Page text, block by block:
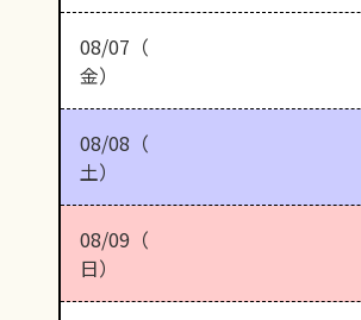
08/07（
金）
08/08（
土）
08/09（
日）